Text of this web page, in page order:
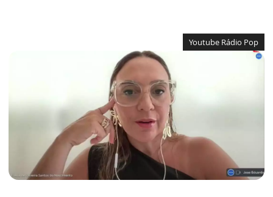
Youtube Rádio Pop